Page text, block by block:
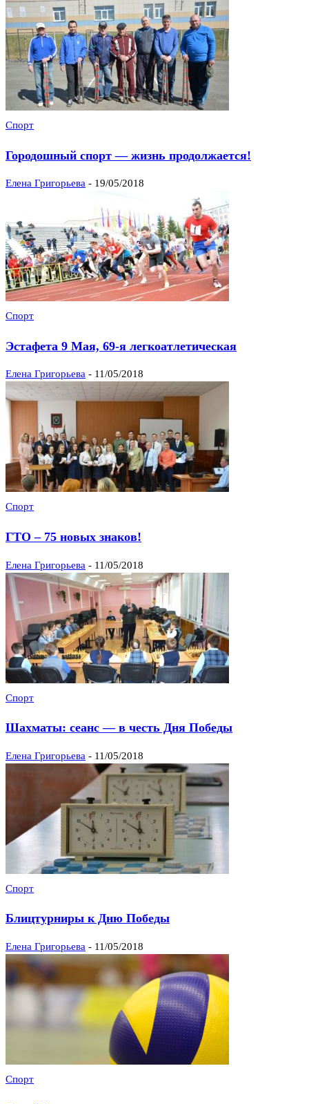
Спорт
Городошный спорт — жизнь продолжается!
Елена Григорьева - 19/05/2018
Спорт
Эстафета 9 Мая, 69-я легкоатлетическая
Елена Григорьева - 11/05/2018
Спорт
ГТО – 75 новых знаков!
Елена Григорьева - 11/05/2018
Спорт
Шахматы: сеанс — в честь Дня Победы
Елена Григорьева - 11/05/2018
Спорт
Блицтурниры к Дню Победы
Елена Григорьева - 11/05/2018
Спорт